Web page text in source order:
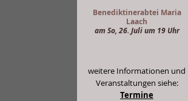
Benediktinerabtei Maria
Laach
am So, 26. Juli um 19 Uhr
weitere Informationen und
Veranstaltungen siehe:
Termine